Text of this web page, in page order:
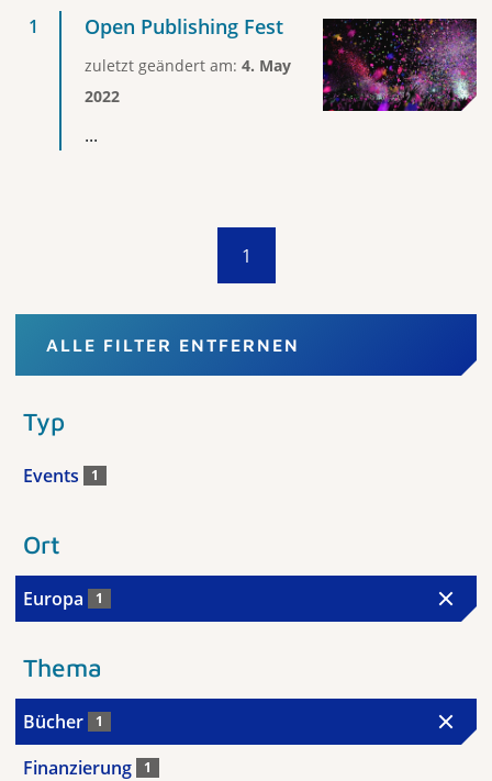
Open Publishing Fest
zuletzt geändert am: 4. May
2022
...
1
ALLE FILTER ENTFERNEN
Typ
Events 1
Ort
Europa 1
Thema
Bücher 1
Finanzierung 1